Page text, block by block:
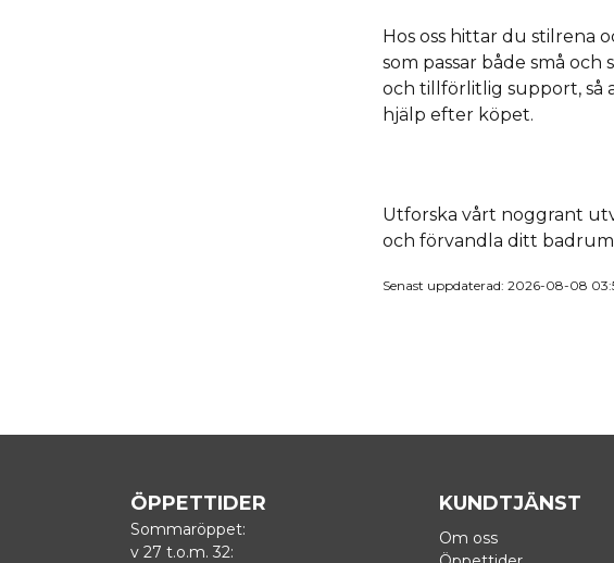
Hos oss hittar du stilrena
som passar både små
och tillförlitlig support, så
hjälp efter köpet.
Utforska vårt noggrant
och förvandla ditt
Senast uppdaterad: 2026-08-08
ÖPPETTIDER
Sommaröppet:
v 27 t.o.m. 32:
KUNDTJÄNST
Om oss